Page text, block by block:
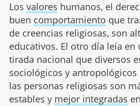
Los valores humanos, el
buen comportamiento que
de creencias religiosas, son
educativos. El otro día leía
tirada nacional que diversos
sociológicos y
las personas religiosas son
estables y mejor integradas